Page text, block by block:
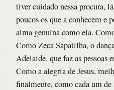
tiver cuidado nessa procura,
poucos os que a conhecem e
alma genuína como ela.
Como Zeca Sapatilha, o
Adelaide, que faz as pessoas
Como a alegria de Jesus,
finalmente, como cada um